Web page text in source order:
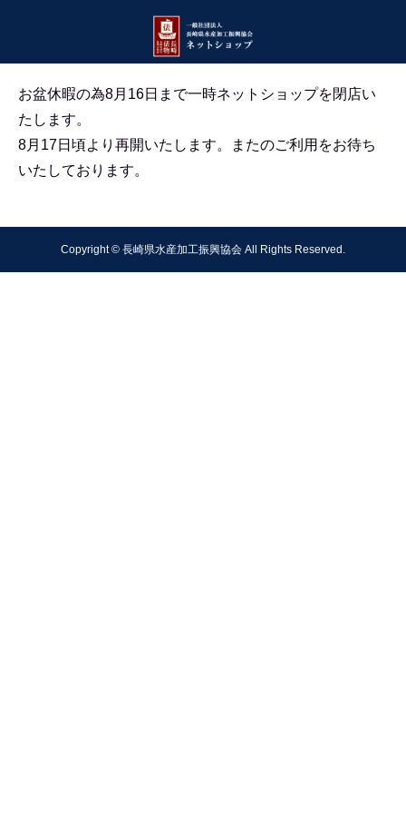
お盆休暇の為8月16日まで一時ネットショップを閉店い
たします。
8月17日頃より再開いたします。
またのご利用をお待ち
いたしております。
Copyright © 長崎県水産加工振興協会 All Rights Reserved.